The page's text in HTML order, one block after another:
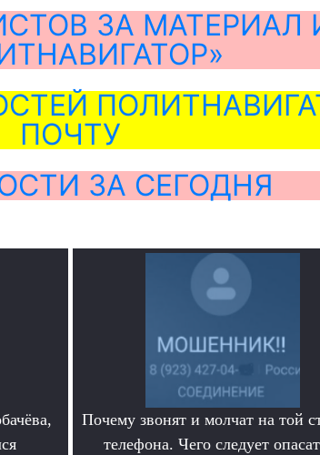
ЗА МАТЕРИАЛ
ПОЧТУ
ЗА СЕГОДНЯ
Почему звонят и молчат на той
телефона. Чего следует